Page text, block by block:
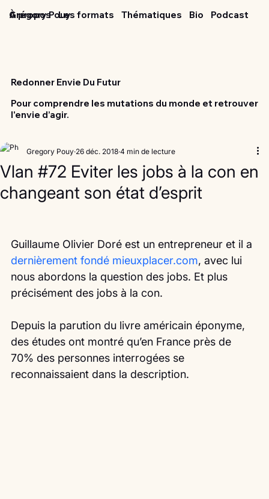
Grégory Pouy
À propos Les formats Thématiques Podcast
Bio
Redonner Envie Du Futur
Pour comprendre les mutations du monde et retrouver
l'envie d’agir.
Vlan #72 Eviter les jobs à la con en
changeant son état d’esprit
Gregory Pouy 26 déc. 2018 4 min de lecture
Guillaume Olivier Doré est un entrepreneur et il a
dernièrement fondé mieuxplacer.com, avec lui
nous abordons la question des jobs. Et plus
précisément des jobs à la con.
Depuis la parution du livre américain éponyme,
des études ont montré qu’en France près de
70% des personnes interrogées se
reconnaissaient dans la description.